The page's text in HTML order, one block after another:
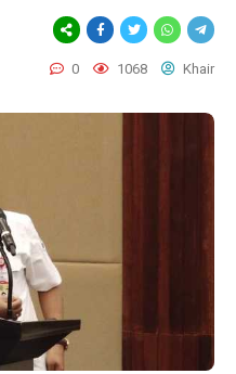
0 1068 Khair